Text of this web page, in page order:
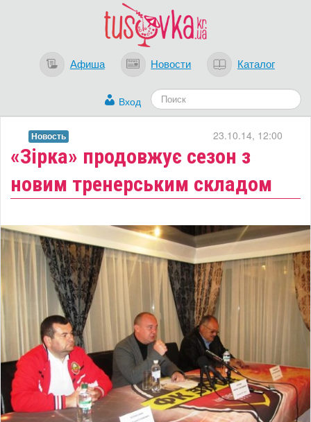
Афиша Новости Каталог
Вход
«Зірка» продовжує сезон з
новим тренерським складом
23.10.14, 12:00
Новость